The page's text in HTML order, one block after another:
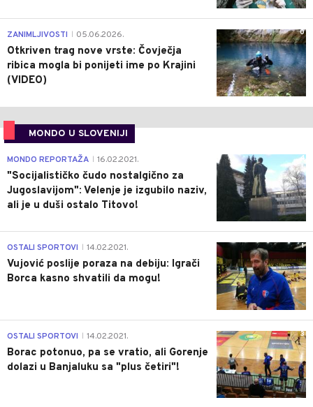
0
ZANIMLJIVOSTI 05.06.2026.
Otkriven trag nove vrste: Čovječja
ribica mogla bi ponijeti ime po Krajini
(VIDEO)
MONDO U SLOVENIJI
4
MONDO REPORTAŽA 16.02.2021.
"Socijalističko čudo nostalgično za
Jugoslavijom": Velenje je izgubilo naziv,
ali je u duši ostalo Titovo!
1
OSTALI SPORTOVI 14.02.2021.
Vujović poslije poraza na debiju: Igrači
Borca kasno shvatili da mogu!
3
OSTALI SPORTOVI 14.02.2021.
Borac potonuo, pa se vratio, ali Gorenje
dolazi u Banjaluku sa "plus četiri"!